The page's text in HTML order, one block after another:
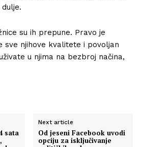
su ih prepune. Pravo je
sve njihove kvalitete i povoljan
u njima na bezbroj načina,
sata
Next article
Od jeseni Facebook uvodi
opciju za isključivanje